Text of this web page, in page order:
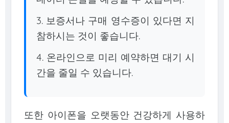
3. 보증서나 구매 영수증이 있다면 지
참하시는 것이 좋습니다.
4. 온라인으로 미리 예약하면 대기 시
간을 줄일 수 있습니다.
또한 아이폰을 오랫동안 건강하게 사용하